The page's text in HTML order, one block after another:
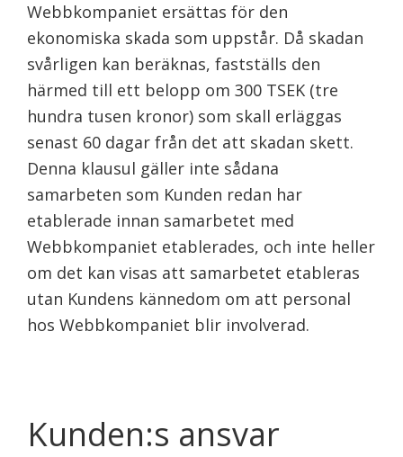
Webbkompaniet ersättas för den
ekonomiska skada som uppstår. Då skadan
svårligen kan beräknas, fastställs den
härmed till ett belopp om 300 TSEK (tre
hundra tusen kronor) som skall erläggas
senast 60 dagar från det att skadan skett.
Denna klausul gäller inte sådana
samarbeten som Kunden redan har
etablerade innan samarbetet med
Webbkompaniet etablerades, och inte heller
om det kan visas att samarbetet etableras
utan Kundens kännedom om att personal
hos Webbkompaniet blir involverad.
Kunden:s ansvar